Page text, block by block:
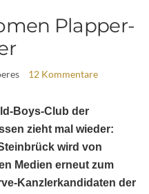
Plapper-
12 Kommentare
Boys-Club der
zieht mal wieder:
wird von
Medien erneut zum
Kanzlerkandidaten der